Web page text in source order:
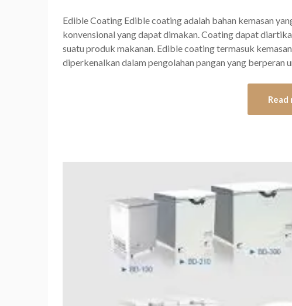
Edible Coating Edible coating adalah bahan kemasan
konvensional yang dapat dimakan. Coating dapat
suatu produk makanan. Edible coating termasuk
diperkenalkan dalam pengolahan pangan yang
Read